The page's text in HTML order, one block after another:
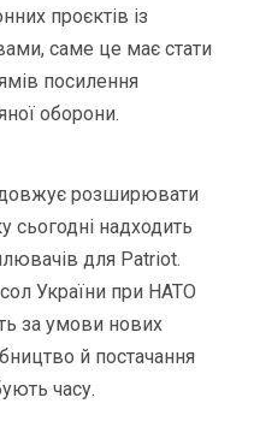
проєктів із
саме це має стати
посилення
оборони.
розширювати
сьогодні надходить
для Patriot.
України при НАТО
за умови нових
й постачання
часу.